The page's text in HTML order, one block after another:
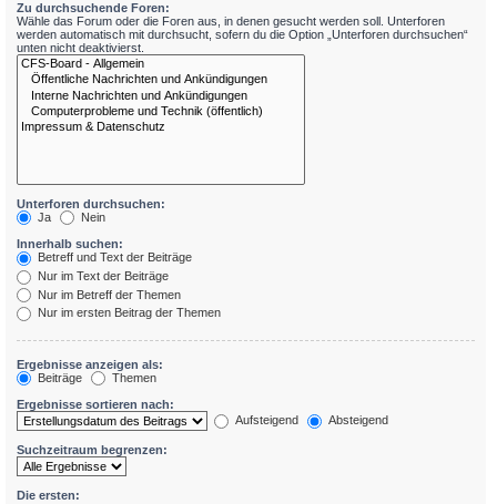
Zu durchsuchende Foren:
Wähle das Forum oder die Foren aus, in denen gesucht werden soll. Unterforen
werden automatisch mit durchsucht, sofern du die Option „Unterforen durchsuchen“
unten nicht deaktivierst.
Unterforen durchsuchen:
Ja
Nein
Innerhalb suchen:
Betreff und Text der Beiträge
Nur im Text der Beiträge
Nur im Betreff der Themen
Nur im ersten Beitrag der Themen
Ergebnisse anzeigen als:
Beiträge
Themen
Ergebnisse sortieren nach:
Aufsteigend
Absteigend
Suchzeitraum begrenzen:
Die ersten: